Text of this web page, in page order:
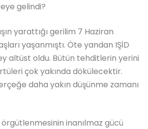
gelindi?
yarattığı gerilim 7 Haziran
yaşanmıştı. Öte yandan IŞİD
altüst oldu. Bütün tehditlerin yerini
çok yakında dökülecektir.
daha yakın düşünme zamanı
inanılmaz gücü